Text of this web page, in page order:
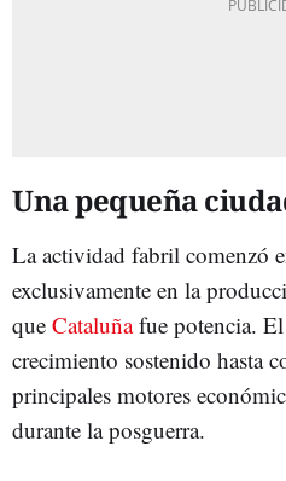
Una pequeña
La actividad fabril comenzó
exclusivamente en la
que Cataluñafue potencia.
crecimiento sostenido hasta
principales motores
durante la posguerra.